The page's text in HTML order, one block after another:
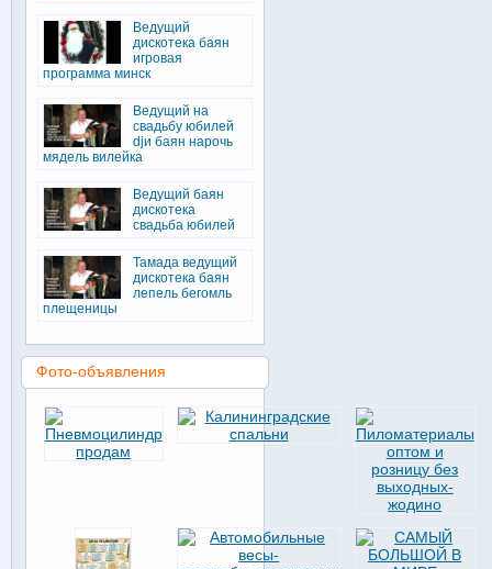
Ведущий
дискотека баян
игровая
программа минск
Ведущий на
свадьбу юбилей
djи баян нарочь
мядель вилейка
Ведущий баян
дискотека
свадьба юбилей
Тамада ведущий
дискотека баян
лепель бегомль
плещеницы
Фото-объявления